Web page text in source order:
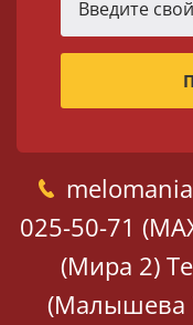
025-50-71
(Мира 2)
(Малышева